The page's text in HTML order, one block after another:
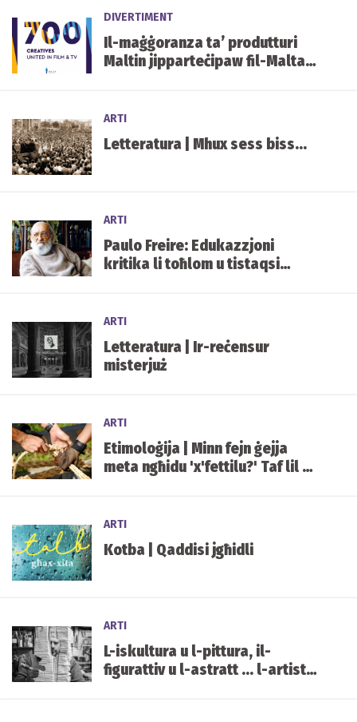
DIVERTIMENT
Il-maġġoranza ta’ produtturi
Maltin jipparteċipaw fil-Malta
ARTI
Letteratura | Mhux sess biss...
ARTI
Paulo Freire: Edukazzjoni
kritika li toħlom u tistaqsi
ARTI
Letteratura | Ir-reċensur
misterjuż
ARTI
Etimoloġija | Minn fejn ġejja
meta ngħidu 'x'fettilu?' Taf lil xi
ARTI
Kotba | Qaddisi jgħidli
ARTI
L-iskultura u l-pittura, il-
figurattiv u l-astratt ... l-artist